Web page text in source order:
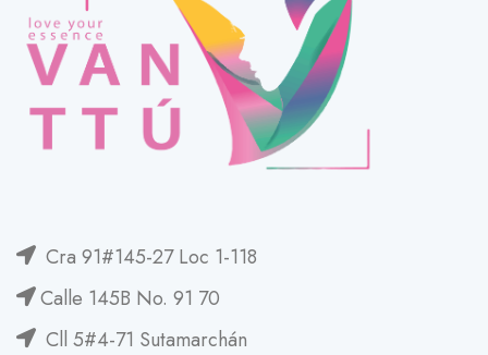
Cra 91#145-27 Loc 1-118
Calle 145B No. 91 70
Cll 5#4-71 Sutamarchán